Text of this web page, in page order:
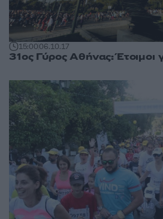
15:0006.10.17
31ος Γύρος Αθήνας: Έτοιμοι